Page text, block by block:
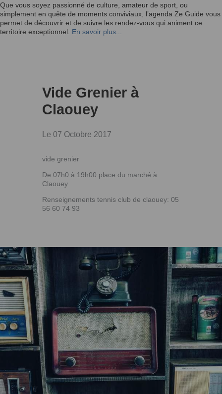
Que vous soyez passionné de culture, amateur de sport, ou
simplement en quête de moments conviviaux, l’agenda Ze Guide vous
permet de découvrir et de suivre les rendez-vous qui animent ce
territoire exceptionnel. En savoir plus...
Vide Grenier à
Claouey
Le 07 Octobre 2017
vide grenier
De 07h0 à 19h00 place du marché à
Claouey
Renseignements tennis club de claouey: 05
56 60 74 93